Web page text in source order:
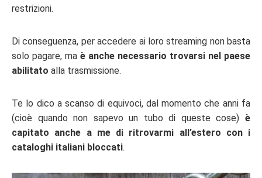
restrizioni.
Di conseguenza, per accedere ai loro streaming non basta
solo pagare, ma è anche necessario trovarsi nel paese
abilitato alla trasmissione.
Te lo dico a scanso di equivoci, dal momento che anni fa
(cioè quando non sapevo un tubo di queste cose) è
capitato anche a me di ritrovarmi all’estero con i
cataloghi italiani bloccati.